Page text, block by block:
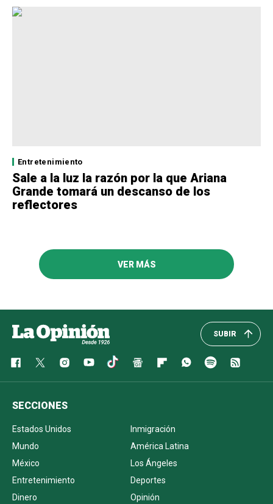
Entretenimiento
Sale a la luz la razón por la que Ariana
Grande tomará un descanso de los
reflectores
VER MÁS
SUBIR
SECCIONES
Estados Unidos
Inmigración
Mundo
América Latina
México
Los Ángeles
Entretenimiento
Deportes
Dinero
Opinión